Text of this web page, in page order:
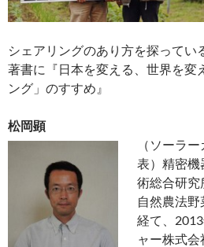
シェアリングのあり方を探ってい
著書に『日本を変える、世界を変
ング」のすすめ』
松岡顕
（ソーラ
表）精密機
術総合研究
自然農法
経て、
ャー株式